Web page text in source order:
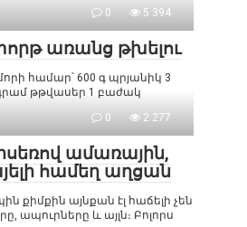
0 5 394
առանց թխելու
համար՝ 600 գ պրյանիկ 3
թթվասեր 1 բաժակ
0 2 277
ամառային,
համեղ աղցան
քիմքին այնքան էլ հաճելի չեն
ապուրները և այլն։ Բոլորս